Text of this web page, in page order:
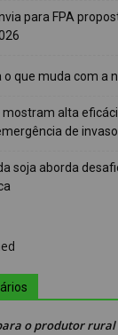
para FPA
o que muda com a
mostram alta
de
soja aborda
o produtor rural